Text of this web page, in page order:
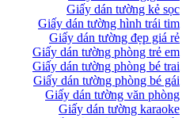
Giấy dán tường kẻ sọc
Giấy dán tường hình trái tim
Giấy dán tường đẹp giá rẻ
Giấy dán tường phòng trẻ em
Giấy dán tường phòng bé trai
Giấy dán tường phòng bé gái
Giấy dán tường văn phòng
Giấy dán tường karaoke